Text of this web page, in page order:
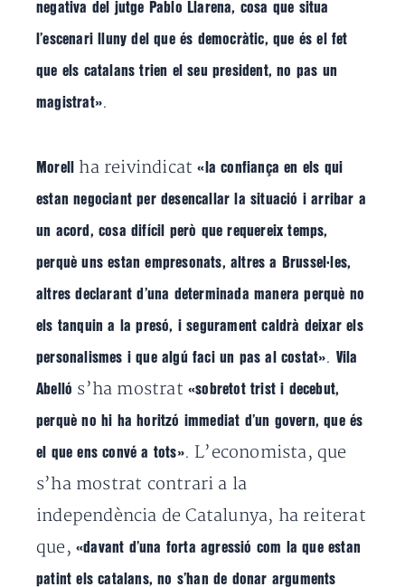
negativa del jutge Pablo Llarena, cosa que situa
l’escenari lluny del que és democràtic, que és el fet
que els catalans trien el seu president, no pas un
magistrat».
Morell ha reivindicat«la confiança en els qui
estan negociant per desencallar la situació i arribar a
un acord, cosa difícil però que requereix temps,
perquè uns estan empresonats, altres a Brussel·les,
altres declarant d’una determinada manera perquè no
els tanquin a la presó, i segurament caldrà deixar els
personalismes i que algú faci un pas al costat». Vila
Abelló s’ha mostrat«sobretot trist i decebut,
perquè no hi ha horitzó immediat d’un govern, que és
el que ens convé a tots». L’economista, que
s’ha mostrat contrari a la
independència de Catalunya, ha reiterat
que, «davant d’una forta agressió com la que estan
patint els catalans, no s’han de donar arguments